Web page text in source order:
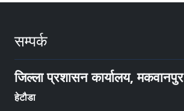
सम्पर्क
जिल्ला प्रशासन कार्यालय, मकवानपुर
हेटौडा